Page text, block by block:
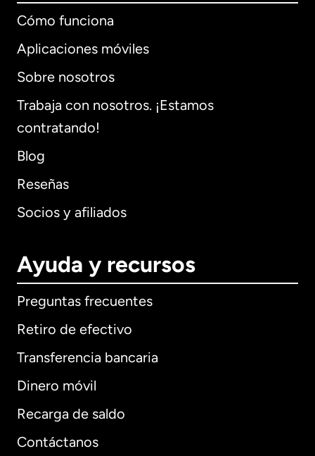
Cómo funciona
Aplicaciones móviles
Sobre nosotros
Trabaja con nosotros. ¡Estamos
contratando!
Blog
Reseñas
Socios y afiliados
Ayuda y recursos
Preguntas frecuentes
Retiro de efectivo
Transferencia bancaria
Dinero móvil
Recarga de saldo
Contáctanos